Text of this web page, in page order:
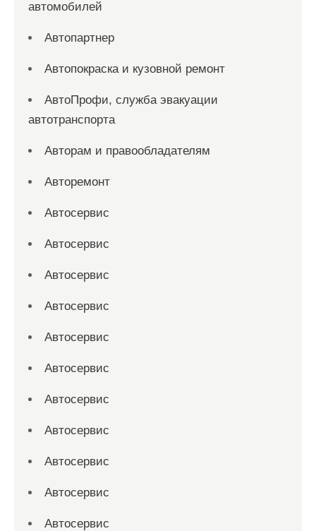
автомобилей
Автопартнер
Автопокраска и кузовной ремонт
АвтоПрофи, служба эвакуации
автотранспорта
Авторам и правообладателям
Авторемонт
Автосервис
Автосервис
Автосервис
Автосервис
Автосервис
Автосервис
Автосервис
Автосервис
Автосервис
Автосервис
Автосервис